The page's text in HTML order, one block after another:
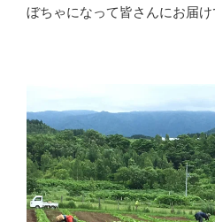
ぼちゃになって皆さんにお届け